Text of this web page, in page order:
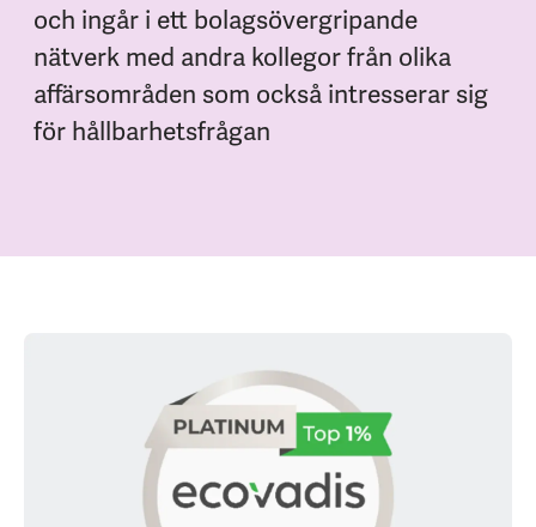
och ingår i ett bolagsövergripande
nätverk med andra kollegor från olika
affärsområden som också intresserar sig
för hållbarhetsfrågan